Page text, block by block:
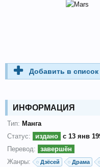
Добавить в список
ИНФОРМАЦИЯ
Тип: Манга
Статус:
издано с 13 янв
Перевод:
завершён
Жанры:
Дзёсей Драма